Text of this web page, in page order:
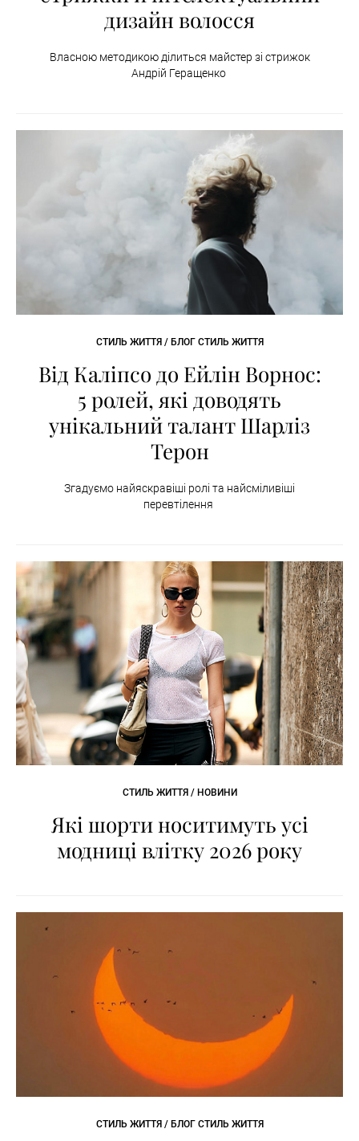
дизайн волосся
Власною методикою ділиться майстер зі стрижок
Андрій Геращенко
СТИЛЬ ЖИТТЯ / БЛОГ СТИЛЬ ЖИТТЯ
Від Каліпсо до Ейлін Ворнос:
5 ролей, які доводять
унікальний талант Шарліз
Терон
Згадуємо найяскравіші ролі та найсміливіші
перевтілення
СТИЛЬ ЖИТТЯ / НОВИНИ
Які шорти носитимуть усі
модниці влітку 2026 року
СТИЛЬ ЖИТТЯ / БЛОГ СТИЛЬ ЖИТТЯ